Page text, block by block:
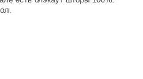
стульями и двумя
бесплатно;
или лаковые фоны по